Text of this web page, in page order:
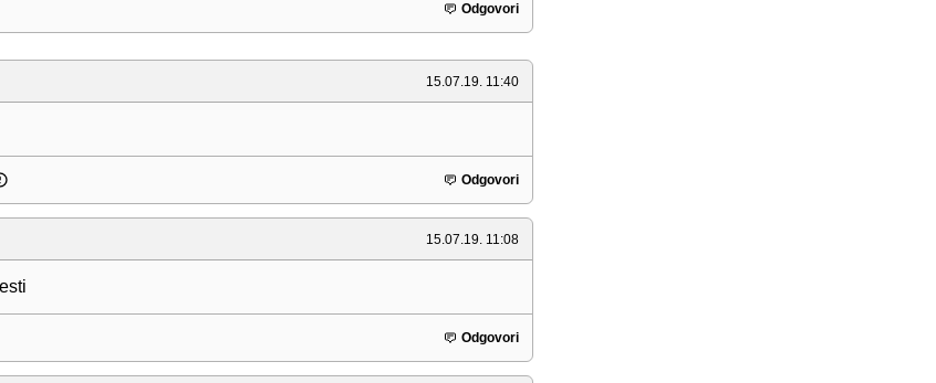
Odgovori
15.07.19. 11:40
Odgovori
15.07.19. 11:08
Odgovori